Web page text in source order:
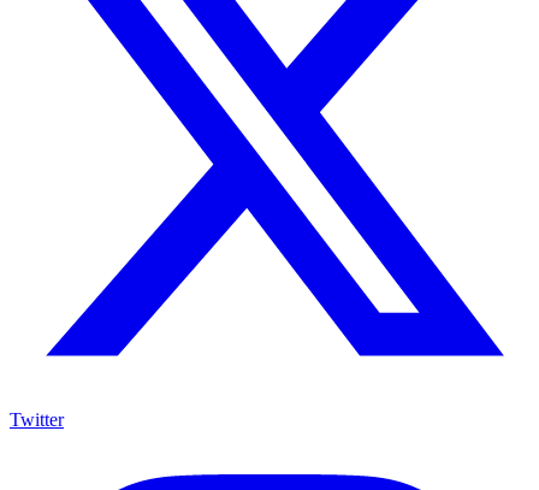
Twitter